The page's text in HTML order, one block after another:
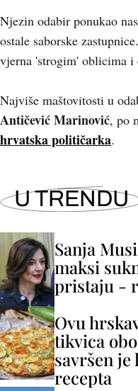
Njezin odabir ponukao
ostale saborske
vjerna 'strogim' oblicima
Najviše maštovitosti u
Antičević Marinović, po
hrvatska političarka.
U TRENDU
Sanja
maksi
pristaju -
Ovu
tikvica
savršen
recepta